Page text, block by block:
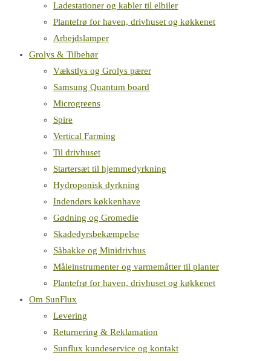
Ladestationer og kabler til elbiler
Plantefrø for haven, drivhuset og køkkenet
Arbejdslamper
Grolys & Tilbehør
Vækstlys og Grolys pærer
Samsung Quantum board
Microgreens
Spire
Vertical Farming
Til drivhuset
Startersæt til hjemmedyrkning
Hydroponisk dyrkning
Indendørs køkkenhave
Gødning og Gromedie
Skadedyrsbekæmpelse
Såbakke og Minidrivhus
Måleinstrumenter og varmemåtter til planter
Plantefrø for haven, drivhuset og køkkenet
Om SunFlux
Levering
Returnering & Reklamation
Sunflux kundeservice og kontakt